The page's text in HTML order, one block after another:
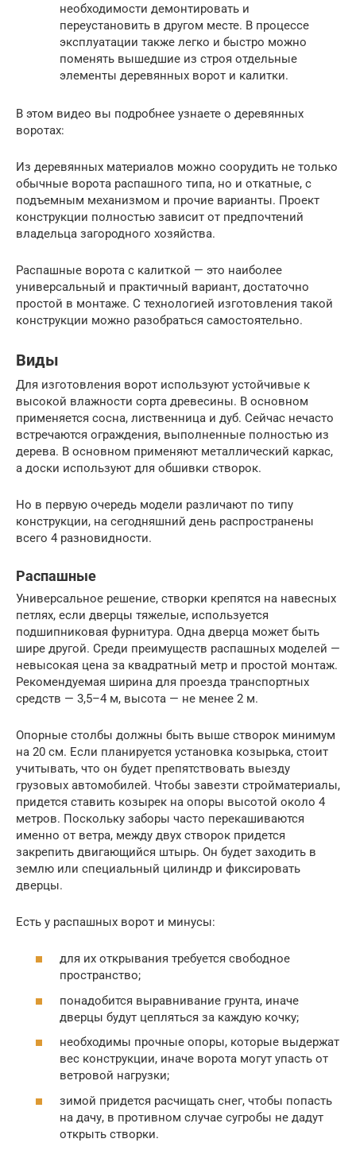
необходимости демонтировать и
переустановить в другом месте. В процессе
эксплуатации также легко и быстро можно
поменять вышедшие из строя отдельные
элементы деревянных ворот и калитки.
В этом видео вы подробнее узнаете о деревянных
воротах:
Из деревянных материалов можно соорудить не только
обычные ворота распашного типа, но и откатные, с
подъемным механизмом и прочие варианты. Проект
конструкции полностью зависит от предпочтений
владельца загородного хозяйства.
Распашные ворота с калиткой — это наиболее
универсальный и практичный вариант, достаточно
простой в монтаже. С технологией изготовления такой
конструкции можно разобраться самостоятельно.
Виды
Для изготовления ворот используют устойчивые к
высокой влажности сорта древесины. В основном
применяется сосна, лиственница и дуб. Сейчас нечасто
встречаются ограждения, выполненные полностью из
дерева. В основном применяют металлический каркас,
а доски используют для обшивки створок.
Но в первую очередь модели различают по типу
конструкции, на сегодняшний день распространены
всего 4 разновидности.
Распашные
Универсальное решение, створки крепятся на навесных
петлях, если дверцы тяжелые, используется
подшипниковая фурнитура. Одна дверца может быть
шире другой. Среди преимуществ распашных моделей —
невысокая цена за квадратный метр и простой монтаж.
Рекомендуемая ширина для проезда транспортных
средств — 3,5–4 м, высота — не менее 2 м.
Опорные столбы должны быть выше створок минимум
на 20 см. Если планируется установка козырька, стоит
учитывать, что он будет препятствовать выезду
грузовых автомобилей. Чтобы завезти стройматериалы,
придется ставить козырек на опоры высотой около 4
метров. Поскольку заборы часто перекашиваются
именно от ветра, между двух створок придется
закрепить двигающийся штырь. Он будет заходить в
землю или специальный цилиндр и фиксировать
дверцы.
Есть у распашных ворот и минусы:
для их открывания требуется свободное
пространство;
понадобится выравнивание грунта, иначе
дверцы будут цепляться за каждую кочку;
необходимы прочные опоры, которые выдержат
вес конструкции, иначе ворота могут упасть от
ветровой нагрузки;
зимой придется расчищать снег, чтобы попасть
на дачу, в противном случае сугробы не дадут
открыть створки.